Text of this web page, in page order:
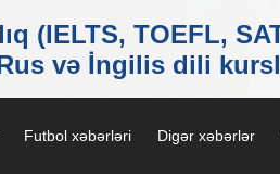
Futbol xəbərləri Digər xəbərlər